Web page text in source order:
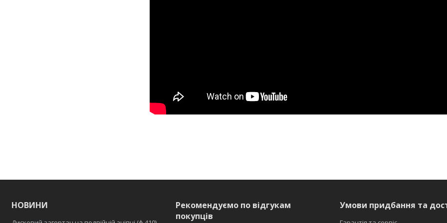
НОВИНИ
Рекомендуємо по відгукам
покупців
Умови придбання та